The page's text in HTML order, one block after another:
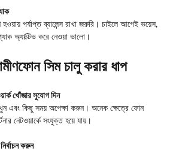
হওয়ায় পর্যাপ্ত ব্যালেন্স রাখা জরুরি। চাইলে আগেই ভয়েস,
অ্যাক্টিভ করে নেওয়া ভালো।
সিম চালু করার ধাপ
খোঁজার সুযোগ দিন
এবং কিছু সময় অপেক্ষা করুন। অনেক ক্ষেত্রে ফোন
নেটওয়ার্কে সংযুক্ত হয়ে যায়।
করুন